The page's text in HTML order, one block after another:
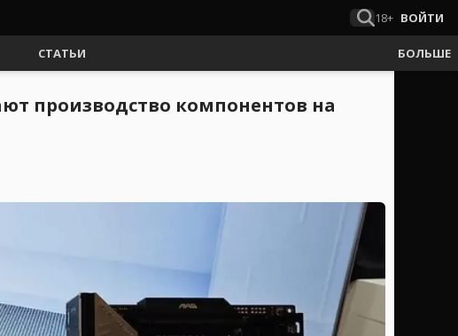
18+ ВОЙТИ
СТАТЬИ БОЛЬШЕ
производство компонентов на